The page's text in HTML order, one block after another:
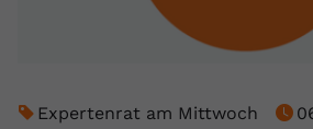
Expertenrat am Mittwoch